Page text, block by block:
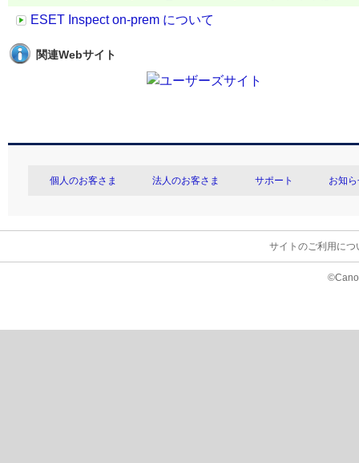
ESET Inspect on-prem について
関連Webサイト
個人のお客さま 法人のお客さま サポート お知
サイトのご利用につ